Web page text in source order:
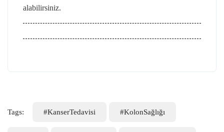
alabilirsiniz.
Tags: #KanserTedavisi #KolonSağlığı